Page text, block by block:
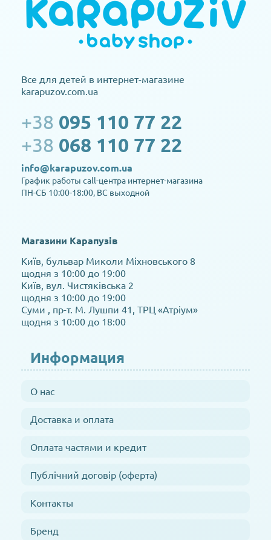
Все для детей в интернет-магазине
karapuzov.com.ua
+38 095 110 77 22
+38 068 110 77 22
info@karapuzov.com.ua
График работы call-центра интернет-магазина
ПН-СБ 10:00-18:00, ВС выходной
Магазини Карапузів
Київ, бульвар Миколи Міхновського 8
щодня з 10:00 до 19:00
Київ, вул. Чистяківська 2
щодня з 10:00 до 19:00
Суми , пр-т. М. Лушпи 41, ТРЦ «Атріум»
щодня з 10:00 до 18:00
Информация
О нас
Доставка и оплата
Оплата частями и кредит
Публічний договір (оферта)
Контакты
Бренд